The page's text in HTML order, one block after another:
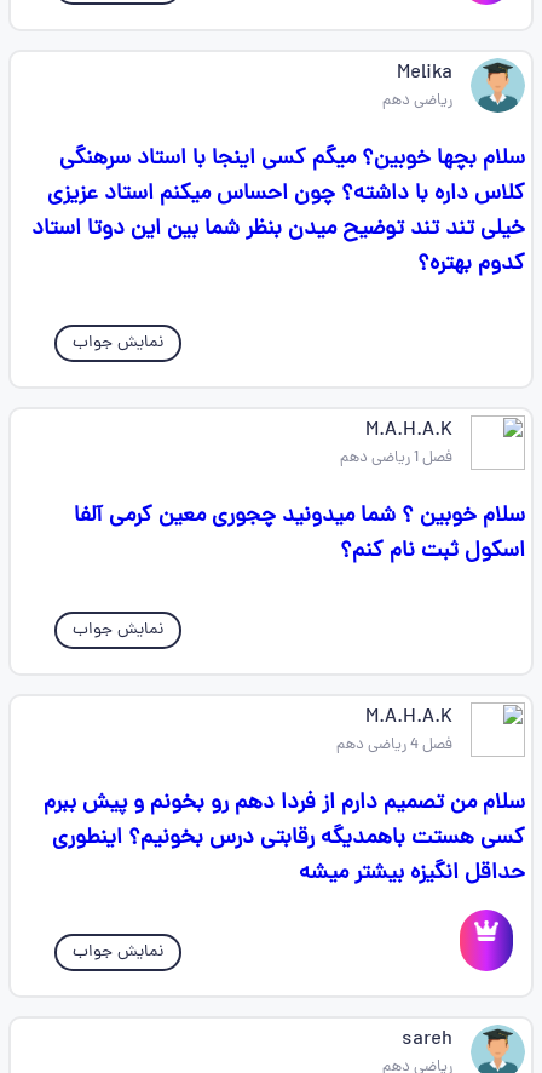
Melika
ریاضی دهم
سلام بچها خوبین؟ میگم کسی اینجا با استاد سرهنگی
کلاس داره با داشته؟ چون احساس میکنم استاد عزیزی
خیلی تند تند توضیح میدن بنظر شما بین این دوتا استاد
کدوم بهتره؟
نمایش جواب
M.A.H.A.K
فصل 1 ریاضی دهم
سلام خوبین ؟ شما میدونید چجوری معین کرمی آلفا
اسکول ثبت نام کنم؟
نمایش جواب
M.A.H.A.K
فصل 4 ریاضی دهم
سلام من تصمیم دارم از فردا دهم رو بخونم و پیش ببرم
کسی هستت باهمدیگه رقابتی درس بخونیم؟ اینطوری
حداقل انگیزه بیشتر میشه
نمایش جواب
sareh
ریاضی دهم